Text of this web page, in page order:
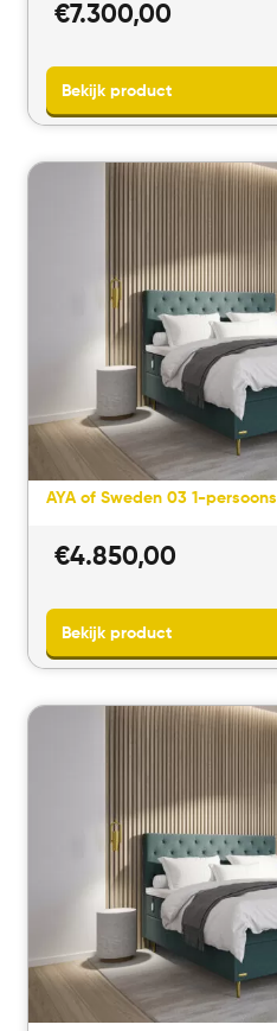
€7.300,00
Bekijk product
AYA of Sweden 03 1-persoons
€4.850,00